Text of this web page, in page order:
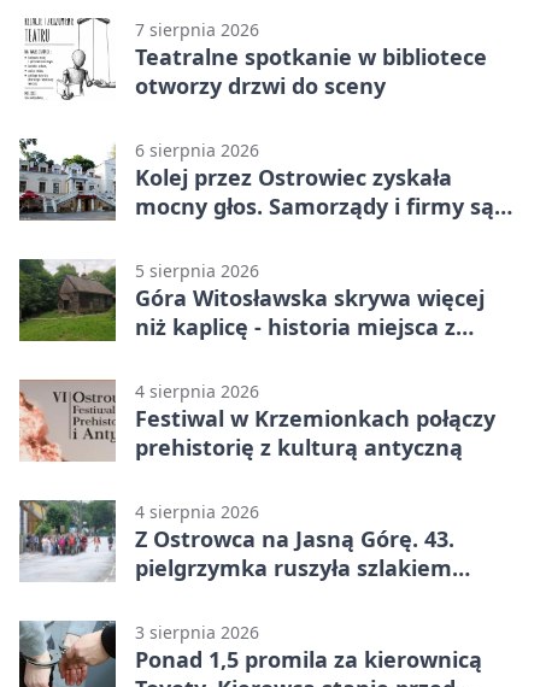
7 sierpnia 2026
Teatralne spotkanie w bibliotece
otworzy drzwi do sceny
6 sierpnia 2026
Kolej przez Ostrowiec zyskała
mocny głos. Samorządy i firmy są
5 sierpnia 2026
Góra Witosławska skrywa więcej
niż kaplicę - historia miejsca z
4 sierpnia 2026
Festiwal w Krzemionkach połączy
prehistorię z kulturą antyczną
4 sierpnia 2026
Z Ostrowca na Jasną Górę. 43.
pielgrzymka ruszyła szlakiem
3 sierpnia 2026
Ponad 1,5 promila za kierownicą